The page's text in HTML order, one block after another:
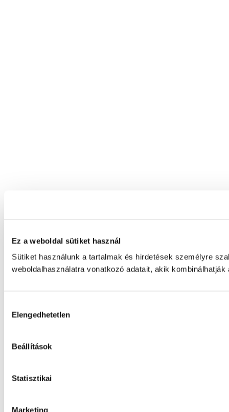
Ez a weboldal sütiket használ
Sütiket használunk a tartalmak és hirdetések személyre
weboldalhasználatra vonatkozó adatait, akik
kiválasztása
Elengedhetetlen
Beállítások
Statisztikai
Marketing